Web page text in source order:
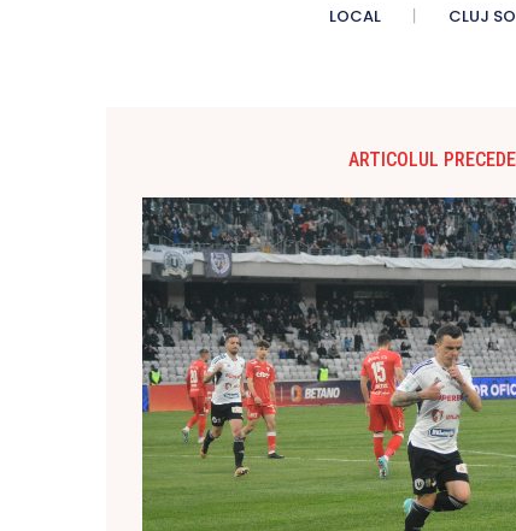
LOCAL CLUJ
ARTICOLUL